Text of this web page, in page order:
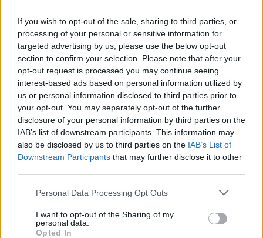
If you wish to opt-out of the sale, sharing to third parties, or
processing of your personal or sensitive information for
targeted advertising by us, please use the below opt-out
section to confirm your selection. Please note that after your
opt-out request is processed you may continue seeing
interest-based ads based on personal information utilized by
us or personal information disclosed to third parties prior to
your opt-out. You may separately opt-out of the further
disclosure of your personal information by third parties on the
IAB’s list of downstream participants. This information may
also be disclosed by us to third parties on the IAB’s List of
Downstream Participants that may further disclose it to other
Personal Data Processing Opt Outs
I want to opt-out of the Sharing of my
personal data.
Opted In
• Να καταναλώνουν ελαφρά γεύματα με φρούτα και
λαχανικά, περιορίζοντας τα λιπαρά και την
ποσότητα του φαγητού.
• Να πίνουν άφθονο νερό και χυμούς φρούτων,
αποφεύγοντας τα οινοπνευματώδη.
Ιδιαίτερη μέριμνα συνιστάται για τα μωρά και τα
μικρά παιδιά, καθώς και τους ηλικιωμένους και
προστασία τους από τις υψηλές θερμοκρασίες.
Ο Δήμαρχος